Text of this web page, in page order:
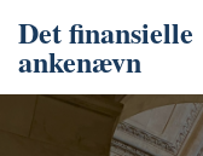
Det finansielle
ankenævn